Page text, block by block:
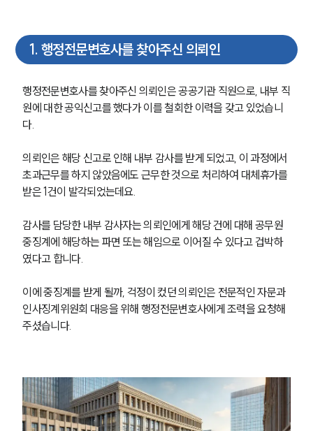
1. 행정전문변호사를 찾아주신 의뢰인
행정전문변호사를 찾아주신 의뢰인은 공공기관 직원으로, 내부 직
원에 대한 공익신고를 했다가 이를 철회한 이력을 갖고 있었습니
다.
의뢰인은 해당 신고로 인해 내부 감사를 받게 되었고, 이 과정에서
초과근무를 하지 않았음에도 근무한 것으로 처리하여 대체휴가를
받은 1건이 발각되었는데요.
감사를 담당한 내부 감사자는 의뢰인에게 해당 건에 대해 공무원
중징계에 해당하는 파면 또는 해임으로 이어질 수 있다고 겁박하
였다고 합니다.
이에 중징계를 받게 될까, 걱정이 컸던 의뢰인은 전문적인 자문과
인사징계위원회 대응을 위해 행정전문변호사에게 조력을 요청해
주셨습니다.